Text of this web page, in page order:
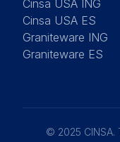
Cinsa USA ING
Cinsa USA ES
Graniteware ING
Graniteware ES
© 2025